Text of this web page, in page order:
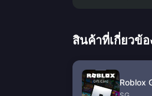
สินค้าที่เกี่ยวข้อ
Roblox